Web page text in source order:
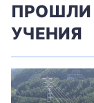
ПРОШЛИ
УЧЕНИЯ